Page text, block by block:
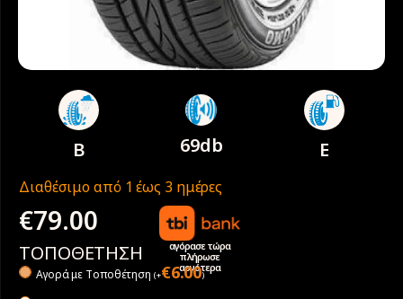
B 69db E
Διαθέσιμο από 1 έως 3 ημέρες
€79.00
αγόρασε τώρα
πλήρωσε
αργότερα
ΤΟΠΟΘΕΤΗΣΗ
Αγορά με Tοποθέτηση (+€6.00)